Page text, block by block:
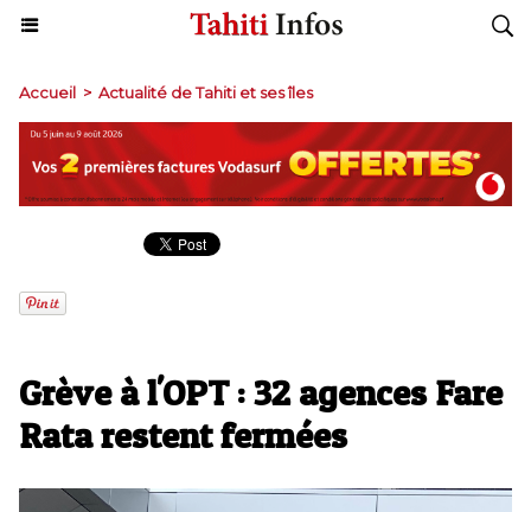
Accueil > Actualité de Tahiti et ses îles
Grève à l'OPT : 32 agences Fare
Rata restent fermées